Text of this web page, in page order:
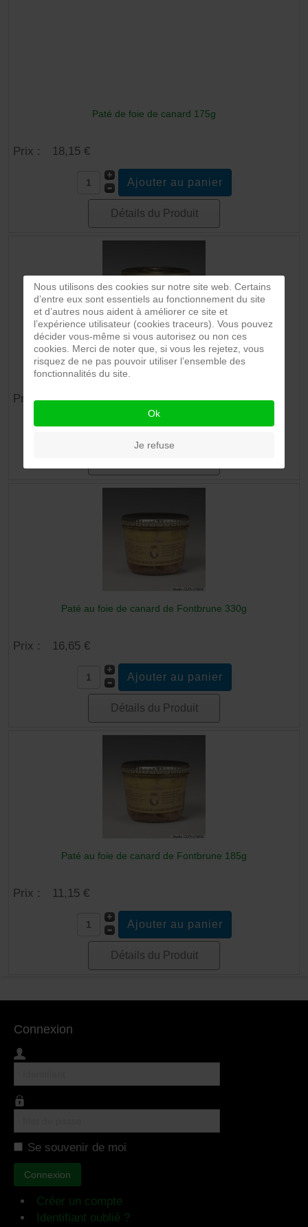
Paté de foie de canard 175g
Prix : 18,15 €
Détails du Produit
Paté de foie de canard 275g
Prix : 22,90 €
Paté au foie de canard de Fontbrune 330g
Prix : 16,65 €
Détails du Produit
Paté au foie de canard de Fontbrune 185g
Prix : 11,15 €
Détails du Produit
Connexion
de
passeSe souvenir de moi
Connexion
Créer un compte
Identifiant oublié ?
Nous utilisons des cookies sur notre site web. Certains
d’entre eux sont essentiels au fonctionnement du site
et d’autres nous aident à améliorer ce site et
l’expérience utilisateur (cookies traceurs). Vous pouvez
décider vous-même si vous autorisez ou non ces
cookies. Merci de noter que, si vous les rejetez, vous
risquez de ne pas pouvoir utiliser l’ensemble des
fonctionnalités du site.
Ok
Je refuse